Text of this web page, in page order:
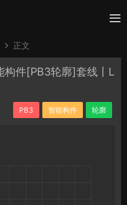
构件 轮廓
正文
件[PB3轮廓]套线丨L
PB3 智能构件 轮廓